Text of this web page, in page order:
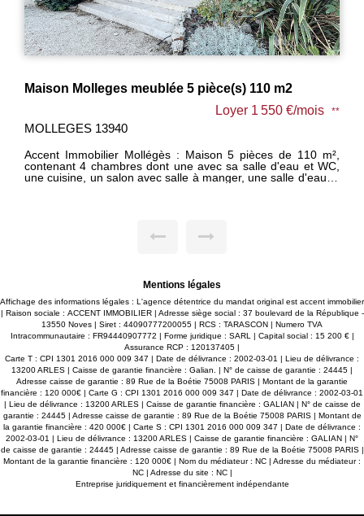
Maison Molleges meublée 5 pièce(s) 110 m2
Loyer 1 550 €/mois
**
MOLLEGES 13940
Accent Immobilier Mollégès : Maison 5 pièces de 110 m²,
contenant 4 chambres dont une avec sa salle d'eau et WC,
une cuisine, un salon avec salle à manger, une salle d'eau et
"message" en bas de cette annonce. Répondez au
Mentions légales
Affichage des informations légales : L'agence détentrice du mandat original est accent immobilier
| Raison sociale : ACCENT IMMOBILIER | Adresse siège social : 37 boulevard de la République -
13550 Noves | Siret : 44090777200055 | RCS : TARASCON | Numero TVA
Intracommunautaire : FR94440907772 | Forme juridique : SARL | Capital social : 15 200 € |
Assurance RCP : 120137405 |
Carte T : CPI 1301 2016 000 009 347 | Date de délivrance : 2002-03-01 | Lieu de délivrance :
13200 ARLES | Caisse de garantie financière : Galian. | N° de caisse de garantie : 24445 |
Adresse caisse de garantie : 89 Rue de la Boétie 75008 PARIS | Montant de la garantie
financière : 120 000€ | Carte G : CPI 1301 2016 000 009 347 | Date de délivrance : 2002-03-01
| Lieu de délivrance : 13200 ARLES | Caisse de garantie financière : GALIAN | N° de caisse de
garantie : 24445 | Adresse caisse de garantie : 89 Rue de la Boétie 75008 PARIS | Montant de
la garantie financière : 420 000€ | Carte S : CPI 1301 2016 000 009 347 | Date de délivrance :
2002-03-01 | Lieu de délivrance : 13200 ARLES | Caisse de garantie financière : GALIAN | N°
de caisse de garantie : 24445 | Adresse caisse de garantie : 89 Rue de la Boétie 75008 PARIS |
Montant de la garantie financière : 120 000€ | Nom du médiateur : NC | Adresse du médiateur :
NC | Adresse du site : NC |
Entreprise juridiquement et financièrement indépendante